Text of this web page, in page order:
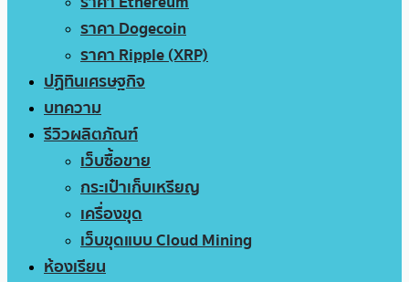
ราคา Dogecoin
ราคา Ripple (XRP)
ปฏิทินเศรษฐกิจ
บทความ
รีวิวผลิตภัณฑ์
เว็บซื้อขาย
กระเป๋าเก็บเหรียญ
เครื่องขุด
เว็บขุดแบบ Cloud Mining
ห้องเรียน